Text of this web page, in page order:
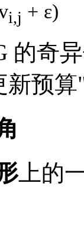
i,j + ε)
的奇
新预
上的